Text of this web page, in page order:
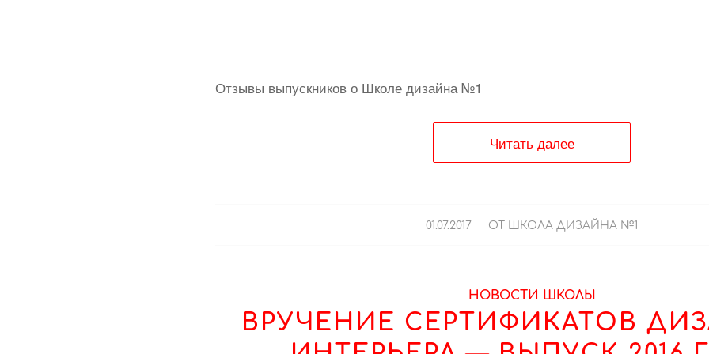
Отзывы выпускников о Школе дизайна №1
Читать далее
01.07.2017
/ ОТ ШКОЛА ДИЗАЙНА №1
НОВОСТИ ШКОЛЫ
ВРУЧЕНИЕ СЕРТИФИКАТОВ